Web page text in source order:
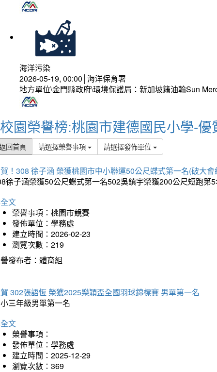
海洋污染
2026-05-19, 00:00│海洋保育署
地方單位\金門縣政府\環境保護局：新加坡籍油輪Sun
校園榮譽榜:桃園市建德國民小學-優
回首頁 請選擇榮譽事項 請選擇發佈單位
！308 徐子涵 榮獲桃園市中小聯運50公尺蝶式第一名(破大會
徐子涵榮獲50公尺蝶式第一名502吳鎮宇榮獲200公尺短跑
文
榮譽事項：桃園市競賽
發佈單位：學務處
建立時間：2026-02-23
瀏覽次數：219
發布者：體育組
302張語恆 榮獲2025樂穎盃全國羽球錦標賽 男單第一名
三年級男單第一名
文
榮譽事項：
發佈單位：學務處
建立時間：2025-12-29
瀏覽次數：369